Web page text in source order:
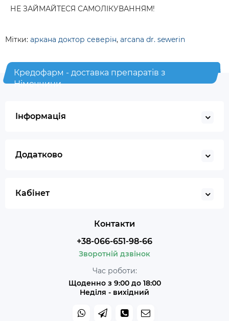
НЕ ЗАЙМАЙТЕСЯ САМОЛІКУВАННЯМ!
Мітки: аркана доктор северін, arcana dr. sewerin
Кредофарм - доставка препаратів з
Німеччини
Інформація
Додатково
Кабінет
Контакти
+38-066-651-98-66
Зворотній дзвінок
Час роботи:
Щоденно з 9:00 до 18:00
Неділя - вихідний